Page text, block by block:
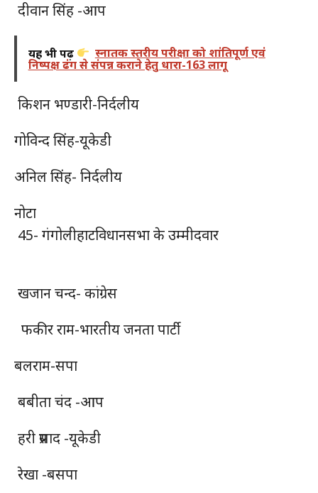
दीवान सिंह -आप
यह भी पढ़ें स्नातक स्तरीय परीक्षा को शांतिपूर्ण एवं
निष्पक्ष ढंग से संपन्न कराने हेतु धारा-163 लागू
किशन भण्डारी-निर्दलीय
गोविन्द सिंह-यूकेडी
अनिल सिंह- निर्दलीय
नोटा
45- गंगोलीहाटविधानसभा के उम्मीदवार
खजान चन्द- कांग्रेस
फकीर राम-भारतीय जनता पार्टी
बलराम-सपा
बबीता चंद -आप
हरी प्रसाद -यूकेडी
रेखा -बसपा